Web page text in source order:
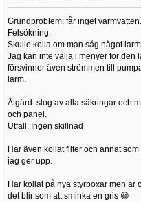
Grundproblem: får inget varmvatten.
Felsökning:
Skulle kolla om man såg något
Jag kan inte välja i menyer för den
försvinner även strömmen till
larm.
Åtgärd: slog av alla säkringar och
och panel.
Utfall: Ingen skillnad
Har även kollat filter och annat
jag ger upp.
Har kollat på nya styrboxar men är
det blir som att sminka en gris 😆